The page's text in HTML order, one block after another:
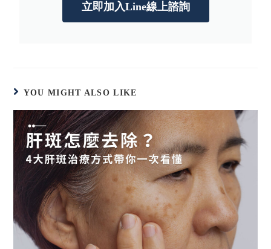
立即加入Line線上諮詢
YOU MIGHT ALSO LIKE